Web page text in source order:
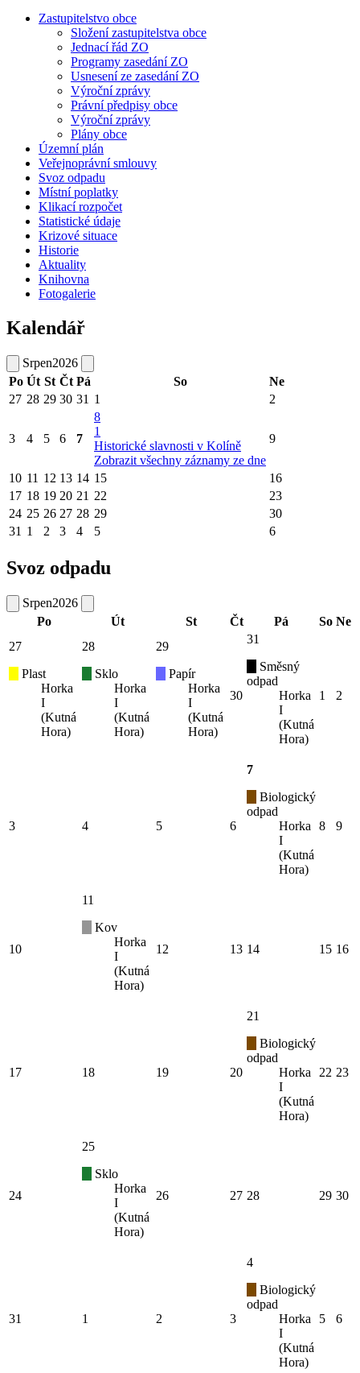
Zastupitelstvo obce
Složení zastupitelstva obce
Jednací řád ZO
Programy zasedání ZO
Usnesení ze zasedání ZO
Výroční zprávy
Právní předpisy obce
Výroční zprávy
Plány obce
Územní plán
Veřejnoprávní smlouvy
Svoz odpadu
Místní poplatky
Klikací rozpočet
Statistické údaje
Krizové situace
Historie
Aktuality
Knihovna
Fotogalerie
Kalendář
Srpen2026
Po Út St Čt Pá So
Ne
27 28 29 30 31 1 2
3 4 5 6 7
8
1
Historické slavnosti v Kolíně
Zobrazit všechny záznamy ze dne
9
10 11 12 13 14 15
16
17 18 19 20 21 22
23
24 25 26 27 28 29
30
31 1 2 3 4 5 6
Svoz odpadu
Srpen2026
Po
Út St Čt Pá So Ne
27
Plast
Horka
I
(Kutná
Hora)
28
Sklo
Horka
I
(Kutná
Hora)
29
Papír
Horka
I
(Kutná
Hora)
30
31
Směsný
odpad
Horka
I
(Kutná
Hora)
1 2
3 4 5 6
7
Biologický
odpad
Horka
I
(Kutná
Hora)
8 9
10
11
Kov
Horka
I
(Kutná
Hora)
12 13 14 15 16
17 18 19 20
21
Biologický
odpad
Horka
I
(Kutná
Hora)
22 23
24
25
Sklo
Horka
I
(Kutná
Hora)
26 27 28 29 30
31 1 2 3
4
Biologický
odpad
Horka
I
(Kutná
Hora)
5 6